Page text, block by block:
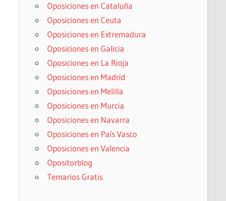
Oposiciones en Cataluña
Oposiciones en Ceuta
Oposiciones en Extremadura
Oposiciones en Galicia
Oposiciones en La Rioja
Oposiciones en Madrid
Oposiciones en Melilla
Oposiciones en Murcia
Oposiciones en Navarra
Oposiciones en País Vasco
Oposiciones en Valencia
Opositorblog
Temarios Gratis